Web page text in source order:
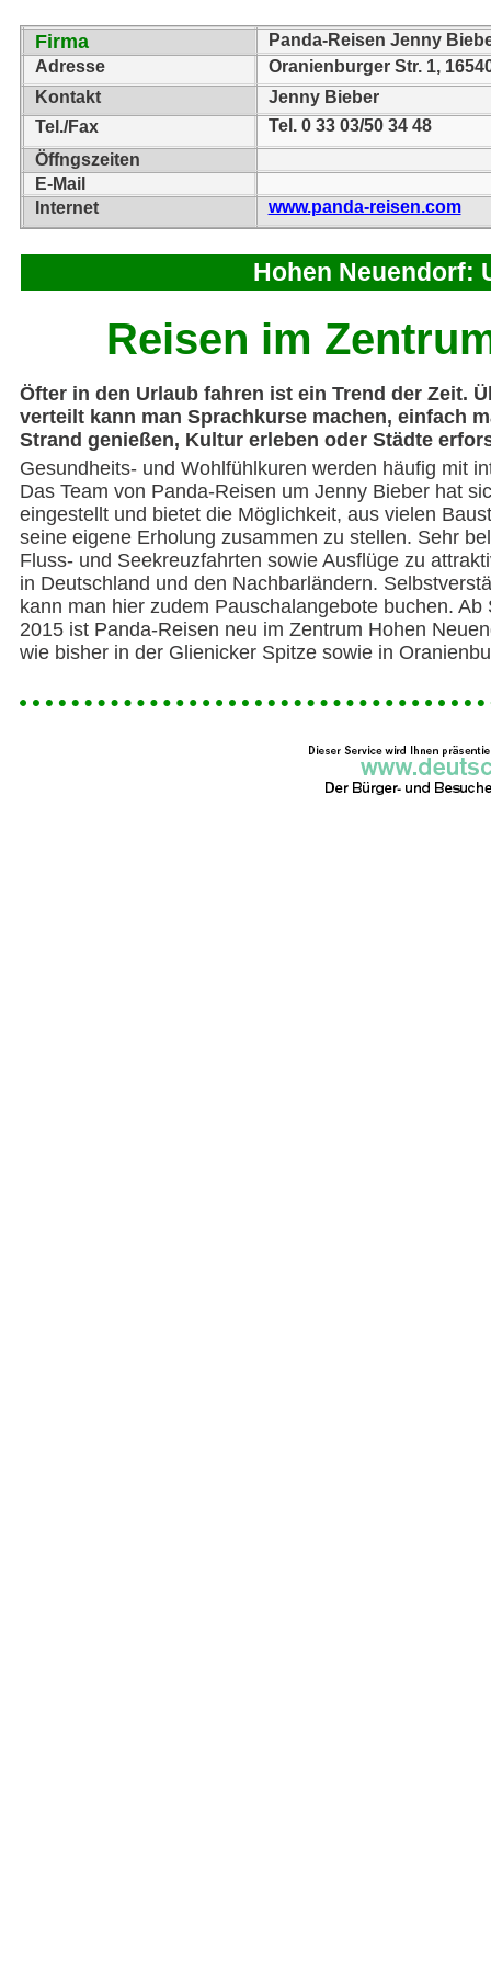
Öfter in den Urlaub fahren ist ein Trend der Zeit.
verteilt kann man Sprachkurse machen, einfach
Strand genießen, Kultur erleben oder Städte
Gesundheits- und Wohlfühlkuren werden häufig mit
Das Team von Panda-Reisen um Jenny Bieber hat
eingestellt und bietet die Möglichkeit, aus vielen
seine eigene Erholung zusammen zu stellen. Sehr
Fluss- und Seekreuzfahrten sowie Ausflüge zu
in Deutschland und den Nachbarländern.
kann man hier zudem Pauschalangebote buchen. Ab
2015 ist Panda-Reisen neu im Zentrum Hohen
wie bisher in der Glienicker Spitze sowie in
Reisen im
Firma
Panda-Reisen Jenny
Adresse
Oranienburger Str. 1,
Kontakt
Jenny Bieber
Tel./Fax
Tel. 0 33 03/50 34 48
Öffngszeiten
E-Mail
Internet
www.panda-reisen.com
Hohen Neuendorf: